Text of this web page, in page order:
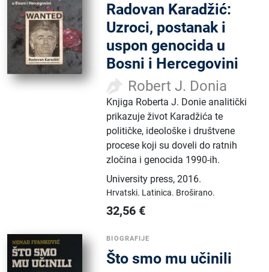
Radovan Karadžić:
Uzroci, postanak i
uspon genocida u
Bosni i Hercegovini
Robert J. Donia
Knjiga Roberta J. Donie analitički
prikazuje život Karadžića te
političke, ideološke i društvene
procese koji su doveli do ratnih
zločina i genocida 1990-ih.
University press,2016.
Hrvatski. Latinica. Broširano.
32,56 €
BIOGRAFIJE
Što smo mu učinili